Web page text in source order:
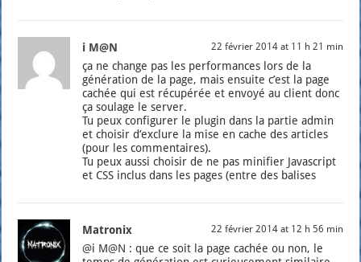
i M@N 22 février 2014 at 11 h 21 min
ça ne change pas les per­for­mances lors de la
géné­ra­tion de la page, mais ensuite c’est la page
cachée qui est récu­pé­rée et envoyé au client donc
ça sou­lage le ser­ver.
Tu peux confi­gu­rer le plu­gin dans la par­tie admin
et choi­sir d’ex­clure la mise en cache des articles
(pour les com­men­taires).
Tu peux aus­si choi­sir de ne pas mini­fier Javas­cript
et CSS inclus dans les pages (entre des balises
Matronix 22 février 2014 at 12 h 56 min
@i M@N : que ce soit la page cachée ou non, le